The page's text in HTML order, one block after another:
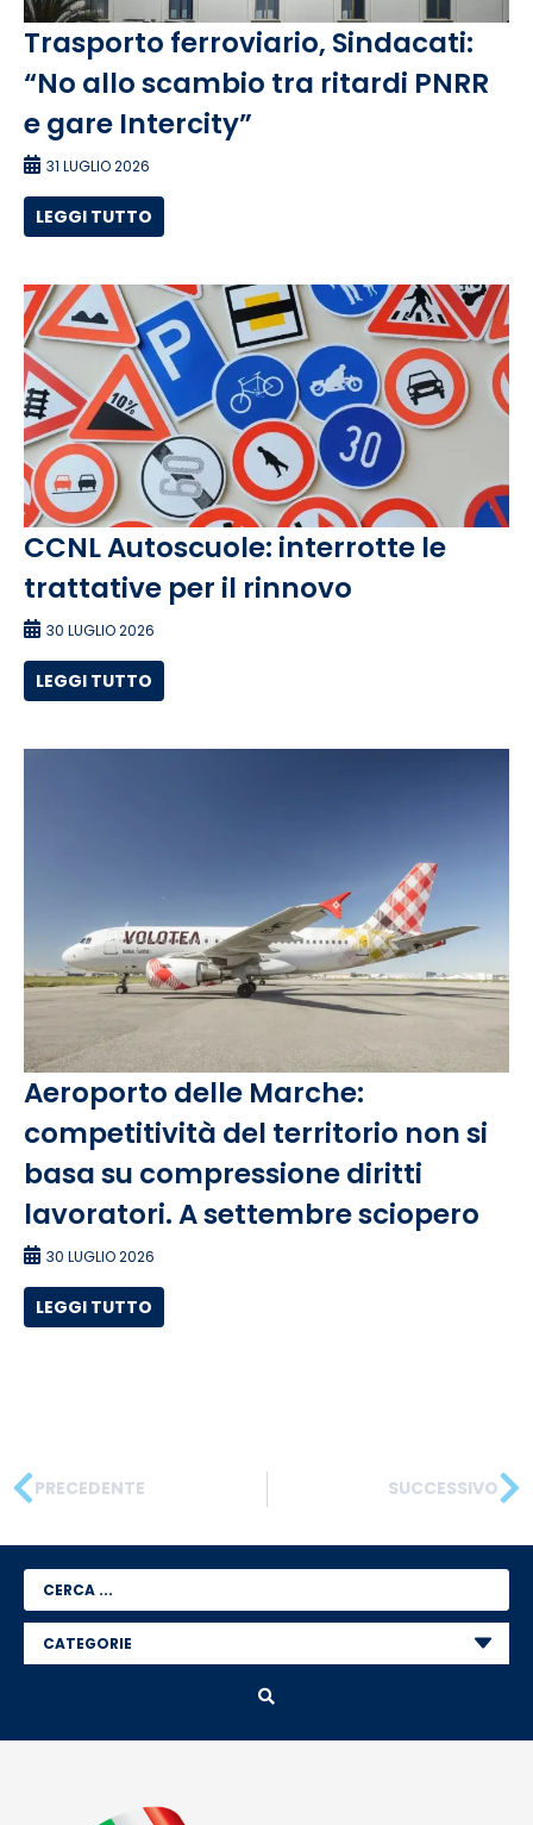
Trasporto ferroviario, Sindacati:
“No allo scambio tra ritardi PNRR
e gare Intercity”
31 LUGLIO 2026
LEGGI TUTTO
CCNL Autoscuole: interrotte le
trattative per il rinnovo
30 LUGLIO 2026
LEGGI TUTTO
Aeroporto delle Marche:
competitività del territorio non si
basa su compressione diritti
lavoratori. A settembre sciopero
30 LUGLIO 2026
LEGGI TUTTO
PRECEDENTE SUCCESSIVO